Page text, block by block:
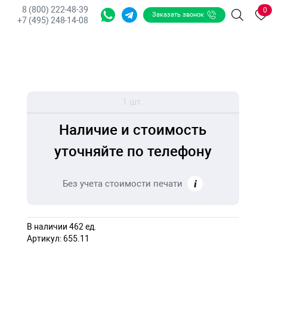
8 (800) 222-48-39
+7 (495) 248-14-08
Заказать звонок
Поиск
0
1 шт.
Наличие и стоимость
уточняйте по телефону
Без учета стоимости печати
В наличии 462 ед.
Артикул: 655.11